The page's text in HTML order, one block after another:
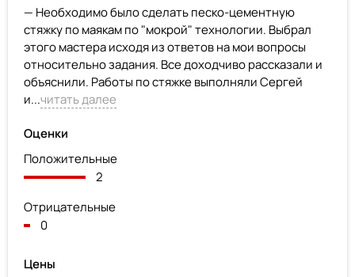
— Необходимо было сделать песко-цементную
стяжку по маякам по "мокрой" технологии. Выбрал
этого мастера исходя из ответов на мои вопросы
относительно задания. Все доходчиво рассказали и
объяснили. Работы по стяжке выполняли Сергей
и...читать далее
Оценки
Положительные
2
Отрицательные
0
Цены